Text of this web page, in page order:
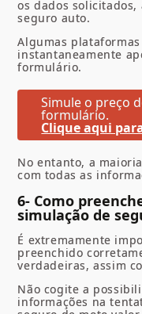
os dados
seguro auto.
Algumas
instantaneamente
formulário.
Simule o preço
formulário.
Clique aqui
No entanto, a
com todas as
6- Como
simulação de
É extremamente
preenchido
verdadeiras, assim
Não cogite a
informações na